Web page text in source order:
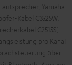
Yamaha
Kabel C3525W,
C2515S)
pro Kanal
über